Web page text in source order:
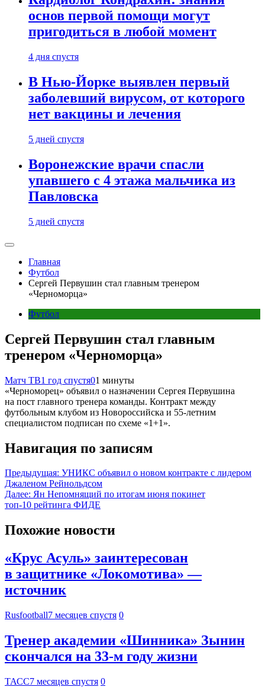
основ первой помощи могут
пригодиться в любой момент
4 дня спустя
В Нью-Йорке выявлен первый
заболевший вирусом, от которого
нет вакцины и лечения
5 дней спустя
Воронежские врачи спасли
упавшего с 4 этажа мальчика из
Павловска
5 дней спустя
Главная
Футбол
Сергей Первушин стал главным тренером
«Черноморца»
Футбол
Сергей Первушин стал главным
тренером «Черноморца»
Матч ТВ1 год спустя01 минуты
«Черноморец» объявил о назначении Сергея Первушина
на пост главного тренера команды. Контракт между
футбольным клубом из Новороссийска и 55‑летним
специалистом подписан по схеме «1+1».
Навигация по записям
Предыдущая: УНИКС объявил о новом контракте с лидером
Джаленом Рейнольдсом
Далее: Ян Непомнящий по итогам июня покинет
топ-10 рейтинга ФИДЕ
Похожие новости
«Крус Асуль» заинтересован
в защитнике «Локомотива» —
источник
Rusfootball7 месяцев спустя 0
Тренер академии «Шинника» Зынин
скончался на 33-м году жизни
ТАСС7 месяцев спустя 0